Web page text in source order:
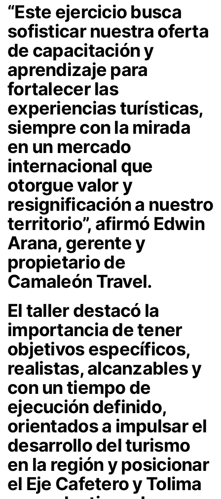
“Este ejercicio busca
sofisticar nuestra oferta
de capacitación y
aprendizaje para
fortalecer las
experiencias turísticas,
siempre con la mirada
en un mercado
internacional que
otorgue valor y
resignificación a nuestro
territorio”, afirmó Edwin
Arana, gerente y
propietario de
Camaleón Travel.
El taller destacó la
importancia de tener
objetivos específicos,
realistas, alcanzables y
con un tiempo de
ejecución definido,
orientados a impulsar el
desarrollo del turismo
en la región y posicionar
el Eje Cafetero y Tolima